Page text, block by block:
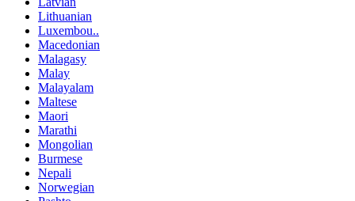
Lithuanian
Luxembou..
Macedonian
Malagasy
Malay
Malayalam
Maltese
Maori
Marathi
Mongolian
Burmese
Nepali
Norwegian